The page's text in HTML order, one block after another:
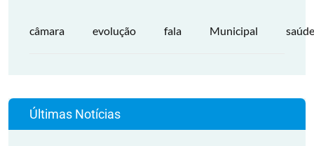
câmara evolução fala Municipal saúde
Últimas Notícias